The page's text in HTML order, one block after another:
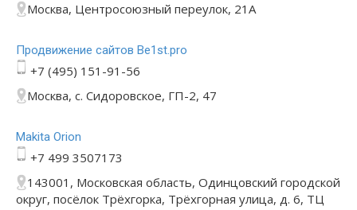
Москва, Центросоюзный переулок, 21А
Продвижение сайтов Be1st.pro
+7 (495) 151-91-56
Москва, с. Сидоровское, ГП-2, 47
Makita Orion
+7 499 3507173
143001, Московская область, Одинцовский городской
округ, посёлок Трёхгорка, Трёхгорная улица, д. 6, ТЦ